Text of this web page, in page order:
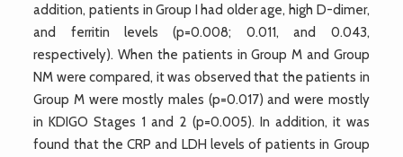
addition, patients in Group I had older age, high D-dimer,
and ferritin levels (p=0.008; 0.011, and 0.043,
respectively). When the patients in Group M and Group
NM were compared, it was observed that the patients in
Group M were mostly males (p=0.017) and were mostly
in KDIGO Stages 1 and 2 (p=0.005). In addition, it was
found that the CRP and LDH levels of patients in Group